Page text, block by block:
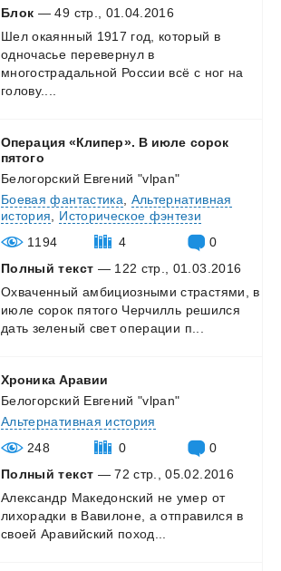
Блок — 49 стр., 01.04.2016
Шел окаянный 1917 год, который в
одночасье перевернул в
многострадальной России всё с ног на
голову....
Операция «Клипер». В июле сорок
пятого
Белогорский Евгений "vlpan"
Боевая фантастика
Альтернативная
история
Историческое фэнтези
1194
4
0
Полный текст — 122 стр., 01.03.2016
Охваченный амбициозными страстями,
в
июле сорок пятого Черчилль решился
дать зеленый свет операции п...
Хроника Аравии
Белогорский Евгений "vlpan"
Альтернативная история
248
0
0
Полный текст — 72 стр., 05.02.2016
Александр Македонский не умер от
лихорадки в Вавилоне, а отправился в
своей Аравийский поход...